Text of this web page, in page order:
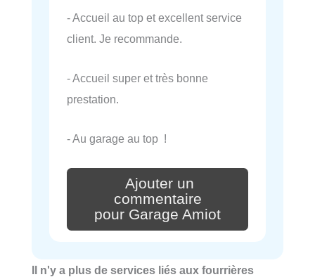
- Accueil au top et excellent service
client. Je recommande.
- Accueil super et très bonne
prestation.
- Au garage au top !
Ajouter un
commentaire
pour Garage Amiot
Il n'y a plus de services liés aux fourrières